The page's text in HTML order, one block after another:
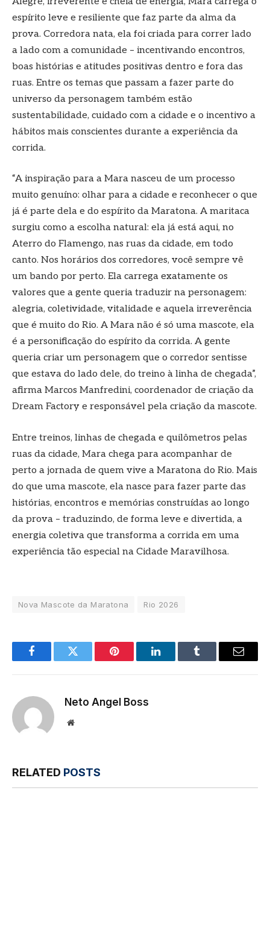
espírito leve e resiliente que faz parte da alma da
prova. Corredora nata, ela foi criada para correr lado
a lado com a comunidade – incentivando encontros,
boas histórias e atitudes positivas dentro e fora das
ruas. Entre os temas que passam a fazer parte do
universo da personagem também estão
sustentabilidade, cuidado com a cidade e o incentivo a
hábitos mais conscientes durante a experiência da
corrida.
“A inspiração para a Mara nasceu de um processo
muito genuíno: olhar para a cidade e reconhecer o que
já é parte dela e do espírito da Maratona. A maritaca
surgiu como a escolha natural: ela já está aqui, no
Aterro do Flamengo, nas ruas da cidade, em todo
canto. Nos horários dos corredores, você sempre vê
um bando por perto. Ela carrega exatamente os
valores que a gente queria traduzir na personagem:
alegria, coletividade, vitalidade e aquela irreverência
que é muito do Rio. A Mara não é só uma mascote, ela
é a personificação do espírito da corrida. A gente
queria criar um personagem que o corredor sentisse
que estava do lado dele, do treino à linha de chegada”,
afirma Marcos Manfredini, coordenador de criação da
Dream Factory e responsável pela criação da mascote.
Entre treinos, linhas de chegada e quilômetros pelas
ruas da cidade, Mara chega para acompanhar de
perto a jornada de quem vive a Maratona do Rio. Mais
do que uma mascote, ela nasce para fazer parte das
histórias, encontros e memórias construídas ao longo
da prova – traduzindo, de forma leve e divertida, a
energia coletiva que transforma a corrida em uma
experiência tão especial na Cidade Maravilhosa.
Nova Mascote da Maratona Rio 2026
FacebookTwitter Pinterest LinkedInTumblr Email
Neto Angel Boss
Website
RELATED POSTS